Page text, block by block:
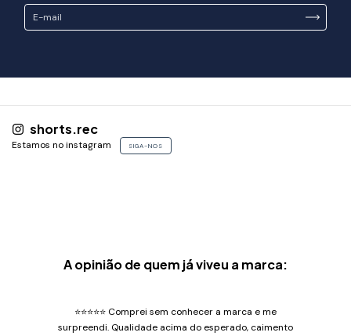
• Lave à mão ou em ciclo
• Ideal não usar máquina de lavar
shorts.rec
Estamos no instagram SIGA-NOS
A opinião de quem já viveu a marca:
⭐️⭐️⭐️⭐️⭐️ Comprei sem conhecer a marca e me
surpreendi. Qualidade acima do esperado, caimento